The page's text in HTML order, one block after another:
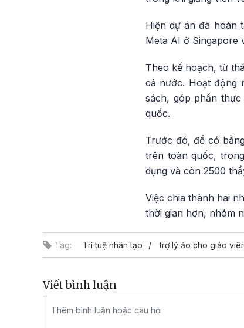
Hiện dự án đã hoàn
Meta AI ở Singapore
Theo kế hoạch, từ
cả nước. Hoạt động
sách, góp phần
quốc.
Trước đó, để có
trên toàn quốc,
dụng và còn 2500
Việc chia thành hai
thời gian hơn, nhóm
Tag: Trí tuệ nhân tạo trợ lý ảo cho giáo
Viết bình luận